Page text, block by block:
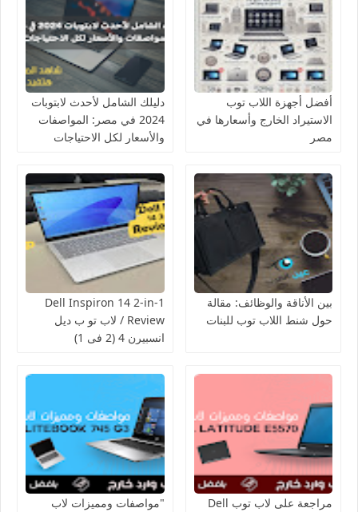
أفضل أجهزة اللاب توب
الاستيراد الخارج وأسعارها في
مصر
دليلك الشامل لأحدث لابتوبات
2024 في مصر: المواصفات
والأسعار لكل الاحتياجات
بين الأناقة والوظائف: مقالة
حول شنط اللاب توب للبنات
Dell Inspiron 14 2-in-1
Review / لاب تو ب ديل
انسبيرن 4 (2 فى 1)
مراجعة على لاب توب Dell
"مواصفات ومميزات لاب